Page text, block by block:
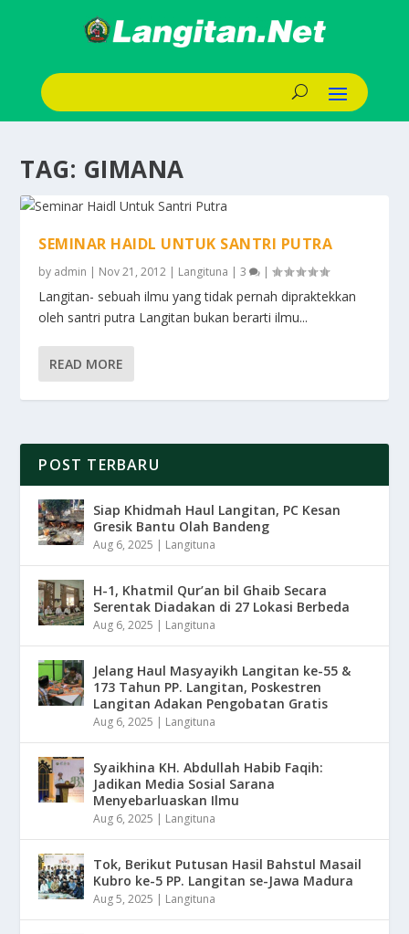
TAG: GIMANA
SEMINAR HAIDL UNTUK SANTRI PUTRA
by admin | Nov 21, 2012 | Langituna |3 |
Langitan- sebuah ilmu yang tidak pernah dipraktekkan
oleh santri putra Langitan bukan berarti ilmu...
READ MORE
POST TERBARU
Siap Khidmah Haul Langitan, PC Kesan
Gresik Bantu Olah Bandeng
Aug 6, 2025 | Langituna
H-1, Khatmil Qur’an bil Ghaib Secara
Serentak Diadakan di 27 Lokasi Berbeda
Aug 6, 2025 | Langituna
Jelang Haul Masyayikh Langitan ke-55 &
173 Tahun PP. Langitan, Poskestren
Langitan Adakan Pengobatan Gratis
Aug 6, 2025 | Langituna
Syaikhina KH. Abdullah Habib Faqih:
Jadikan Media Sosial Sarana
Menyebarluaskan Ilmu
Aug 6, 2025 | Langituna
Tok, Berikut Putusan Hasil Bahstul Masail
Kubro ke-5 PP. Langitan se-Jawa Madura
Aug 5, 2025 | Langituna